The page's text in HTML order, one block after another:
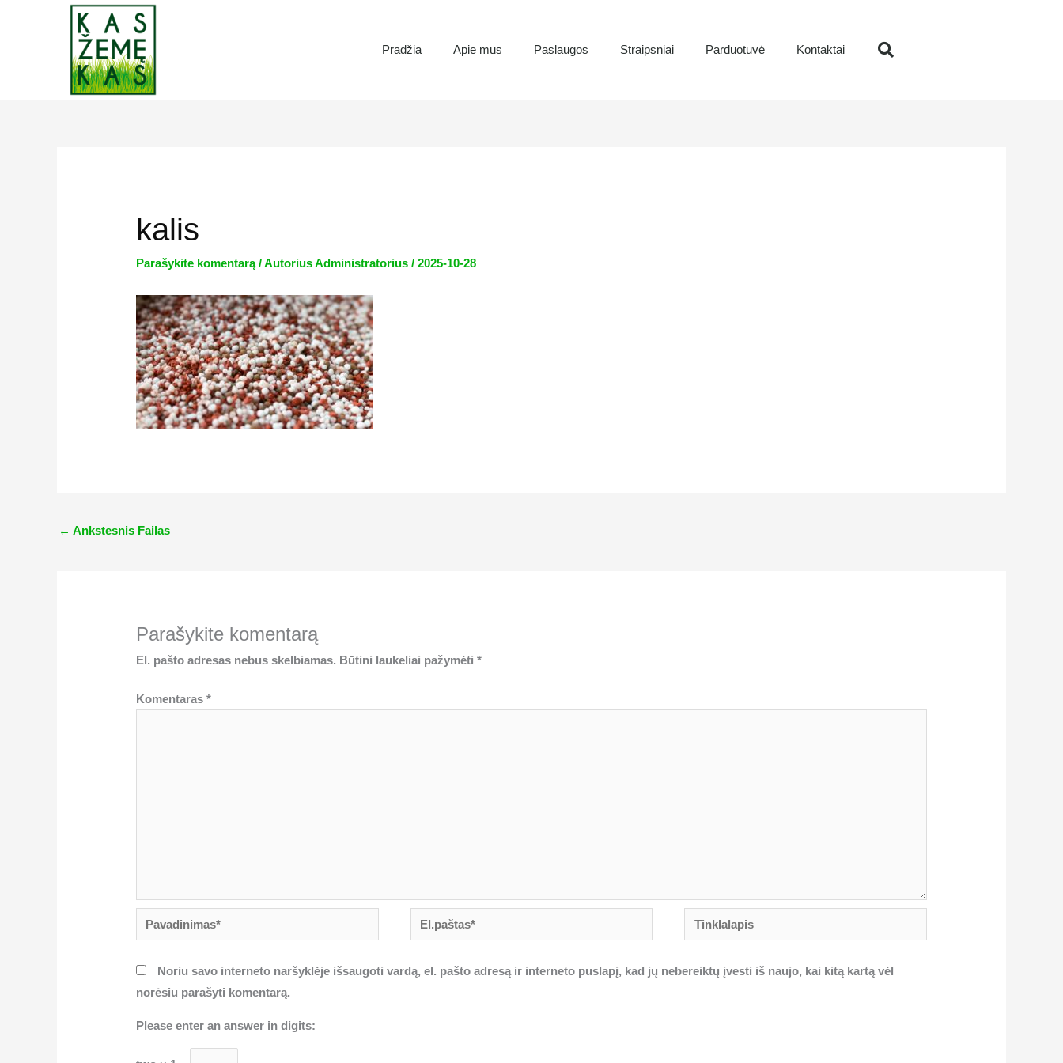
Pradžia Apie mus Paslaugos Straipsniai Parduotuvė Kontaktai
kalis
Parašykite komentarą / AutoriusAdministratorius/2025-10-28
← Ankstesnis Failas
Parašykite komentarą
El. pašto adresas nebus skelbiamas. Būtini laukeliai pažymėti*
Komentaras*
Pavadinimas* El.paštas* Tinklalapis
Noriu savo interneto naršyklėje išsaugoti vardą, el. pašto adresą ir interneto puslapį, kad jų nebereiktų įvesti iš naujo, kai kitą kartą vėl
norėsiu parašyti komentarą.
Please enter an answer in digits: